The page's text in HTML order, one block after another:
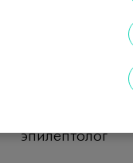
Светлана Евгеньевна
эпилептолог